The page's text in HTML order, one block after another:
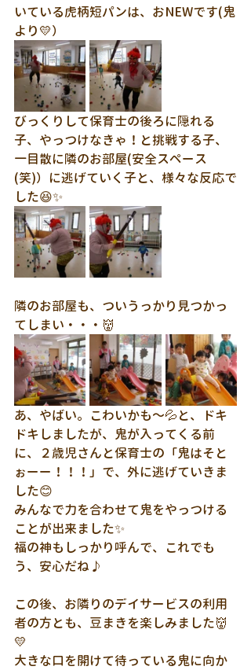
いている虎柄短パンは、おNEWです(鬼
より💛）
びっくりして保育士の後ろに隠れる
子、やっつけなきゃ！と挑戦する子、
一目散に隣のお部屋(安全スペース
(笑)）に逃げていく子と、様々な反応で
した😆✨
隣のお部屋も、ついうっかり見つかっ
てしまい・・・👹
あ、やばい。こわいかも～💦と、ドキ
ドキしましたが、鬼が入ってくる前
に、２歳児さんと保育士の「鬼はそと
ぉーー！！！」で、外に逃げていきま
した😊
みんなで力を合わせて鬼をやっつける
ことが出来ました✨
福の神もしっかり呼んで、これでも
う、安心だね♪
この後、お隣りのデイサービスの利用
者の方とも、豆まきを楽しみました👹
💛
大きな口を開けて待っている鬼に向か